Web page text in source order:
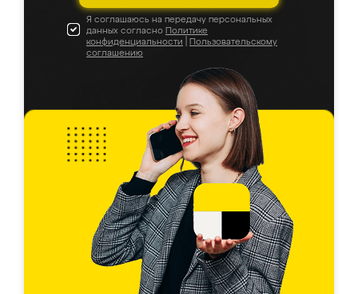
Я соглашаюсь на передачу персональных
данных согласно Политике
конфиденциальности
Пользовательскому
соглашению